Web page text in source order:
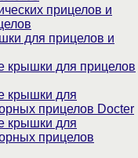
прицелов и
для прицелов и
крышки для прицелов
крышки для
прицелов Docter
крышки для
прицелов